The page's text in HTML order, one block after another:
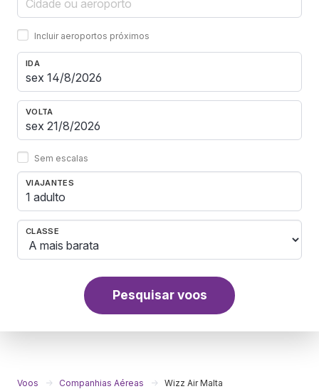
Incluir aeroportos próximos
IDA
VOLTA
Sem escalas
VIAJANTES
1 adulto
CLASSE
Pesquisar voos
Voos Companhias Aéreas Wizz Air Malta